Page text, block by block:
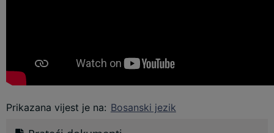
Prikazana vijest je na: Bosanski jezik